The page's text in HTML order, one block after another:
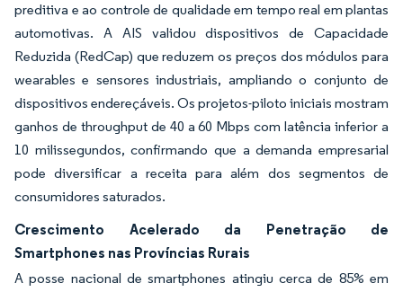
preditiva e ao controle de qualidade em tempo real em plantas
automotivas. A AIS validou dispositivos de Capacidade
Reduzida (RedCap) que reduzem os preços dos módulos para
wearables e sensores industriais, ampliando o conjunto de
dispositivos endereçáveis. Os projetos-piloto iniciais mostram
ganhos de throughput de 40 a 60 Mbps com latência inferior a
10 milissegundos, confirmando que a demanda empresarial
pode diversificar a receita para além dos segmentos de
consumidores saturados.
Crescimento Acelerado da Penetração de
Smartphones nas Províncias Rurais
A posse nacional de smartphones atingiu cerca de 85% em